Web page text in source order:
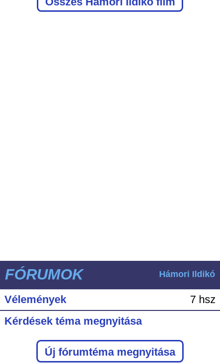
FÓRUMOK Hámori Ildikó
Vélemények
7 hsz
Kérdések téma megnyitása
Új fórumtéma megnyitása